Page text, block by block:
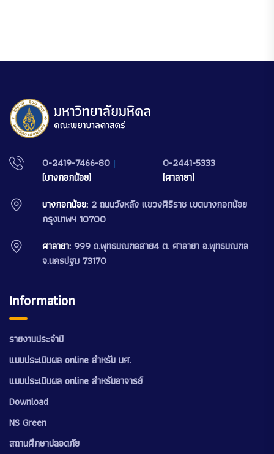
0-2419-7466-80 |
(บางกอกน้อย)
0-2441-5333
(ศาลายา)
บางกอกน้อย: 2 ถนนวังหลัง แขวงศิริราช เขตบางกอกน้อย
กรุงเทพฯ 10700
ศาลายา: 999 ถ.พุทธมณฑลสาย4 ต. ศาลายา อ.พุทธมณฑล
จ.นครปฐม 73170
Information
รายงานประจำปี
แบบประเมินผล online สำหรับ นศ.
แบบประเมินผล online สำหรับอาจารย์
Download
NS Green
สถานศึกษาปลอดภัย